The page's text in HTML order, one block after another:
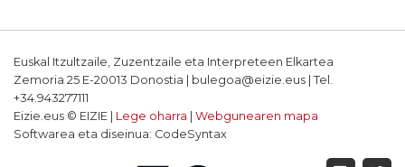
Euskal Itzultzaile, Zuzentzaile eta Interpreteen Elkartea
Zemoria 25 E-20013 Donostia | bulegoa@eizie.eus | Tel.
+34.943277111
Eizie.eus © EIZIE | Lege oharra
Webgunearen mapa
Softwarea eta diseinua: CodeSyntax